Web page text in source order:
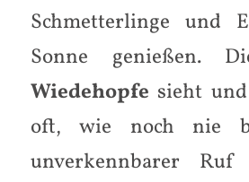
Schmetterlinge und
Sonne genießen.
Wiedehopfe sieht
oft, wie noch nie
unverkennbarer